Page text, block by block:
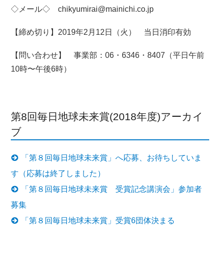
◇メール◇ chikyumirai@mainichi.co.jp
【締め切り】2019年2月12日（火） 当日消印有効
【問い合わせ】 事業部：06・6346・8407（平日午前
10時〜午後6時）
第8回毎日地球未来賞(2018年度)アーカイ
ブ
「第８回毎日地球未来賞」へ応募、お待ちしていま
す（応募は終了しました）
「第８回毎日地球未来賞 受賞記念講演会」参加者
募集
「第８回毎日地球未来賞」受賞6団体決まる